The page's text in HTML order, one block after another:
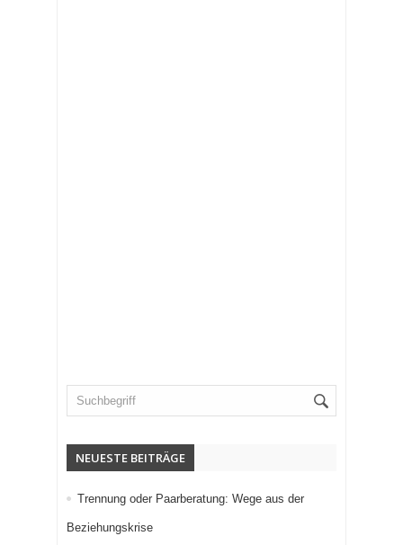
NEUESTE BEITRÄGE
Trennung oder Paarberatung: Wege aus der
Beziehungskrise